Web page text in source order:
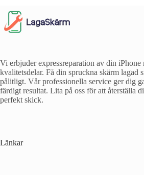
Vi erbjuder expressreparation av din iPhone
kvalitetsdelar. Få din spruckna skärm lagad
pålitligt. Vår professionella service ger dig
färdigt resultat. Lita på oss för att återställa
perfekt skick.
Länkar